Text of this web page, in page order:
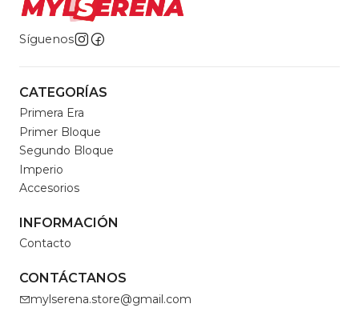
Síguenos
CATEGORÍAS
Primera Era
Primer Bloque
Segundo Bloque
Imperio
Accesorios
INFORMACIÓN
Contacto
CONTÁCTANOS
mylserena.store@gmail.com